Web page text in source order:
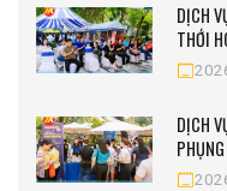
DỊCH
THỚI
DỊCH